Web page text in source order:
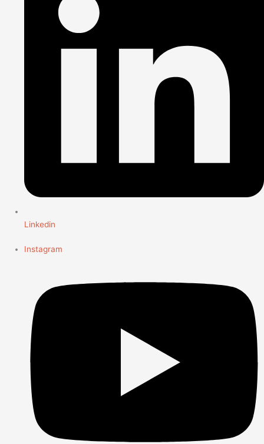
Linkedin
Instagram